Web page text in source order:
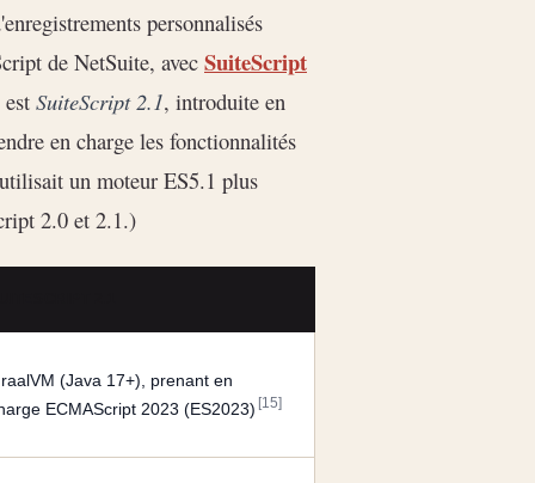
personnalisés
de NetSuite, avec SuiteScript
SuiteScript 2.1, introduite en
en charge les fonctionnalités
un moteur ES5.1 plus
2.0 et 2.1.)
(Java 17+), prenant en
ECMAScript 2023 (ES2023)[15]